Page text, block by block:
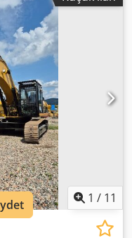
Nsck Teknik
tipi: Paletli
330/345 taban
ile
kg * Yatay erişim: 20
7.500 kg *
C9 * Hidrolik
deposu: 618 l *
1 / 11